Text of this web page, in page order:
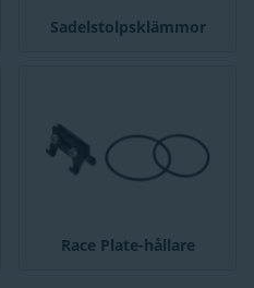
Sadelstolpsklämmor
Race Plate-hållare